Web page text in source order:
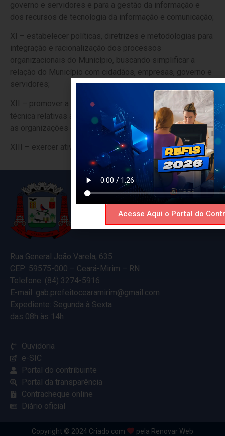
governo e servidores e para a gestão da informação e
dos recursos de tecnologia da informação e comunicação;
XI – estabelecer políticas, diretrizes e metodologias para
integração e racionalização dos processos
organizacionais do Município, buscando simplificar a
relação do Município com cidadãos, empresas, governo e
servidores;
XII – promover a orientação normativa e a supervisão
técnica relativas às parcerias entre o Poder Executivo e
as organizações da sociedade civil; e
XIII – exercer atividades correlatas.
Rua General João Varela, 635
CEP: 59575-000 – Ceará-Mirim – RN
Telefone: (84) 3274-5916
E-mail: gab.prefeitocearamirim@gmail.com
Expediente: Segunda à Sexta
das 08h às 14h
Ouvidoria
e-SIC
Portal do contribuinte
Portal da transparência
Contracheque online
Diário oficial
Copyright © 2024 Criado com pela Renovar Web
Acesse Aqui o Portal do